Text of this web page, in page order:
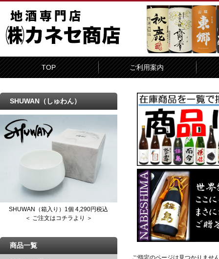
TOP ご利用案内
ご指定のページは見つかりませ
SHUWAN（しゅわん）
SHUWAN（箱入り）1個 4,290円税込
＜ ご注文はコチラより ＞
商品一覧